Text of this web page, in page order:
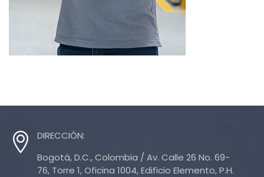
DIRECCIÓN:
Bogotá, D.C., Colombia / Av. Calle 26 No. 69-
76, Torre 1, Oficina 1004, Edificio Elemento, P.H.